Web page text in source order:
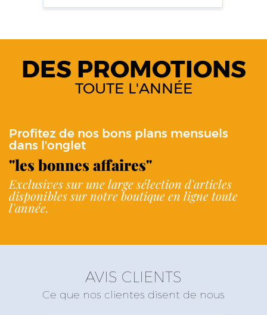
DES PROMOTIONS
TOUTE L'ANNÉE
Profitez de nos bons plans mensuels
dans l'onglet
"les bonnes affaires"
Exclusives sur une large sélection d'articles
disponibles sur notre boutique en ligne toute
l'année.
AVIS CLIENTS
Ce que nos clientes disent de nous